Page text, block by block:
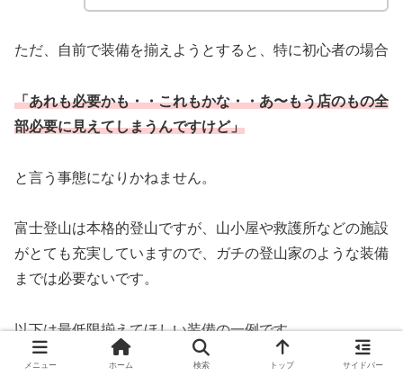
ただ、自前で装備を揃えようとすると、特に初心者の場合
「あれも必要かも・・これもかな・・あ〜もう店のもの全
部必要に見えてしまうんですけど」
と言う事態になりかねません。
富士登山は本格的登山ですが、山小屋や救護所などの施設
がとても充実していますので、ガチの登山家のような装備
までは必要ないです。
以下は最低限揃えてほしい装備の一例です。
メニュー ホーム 検索 トップ サイドバー